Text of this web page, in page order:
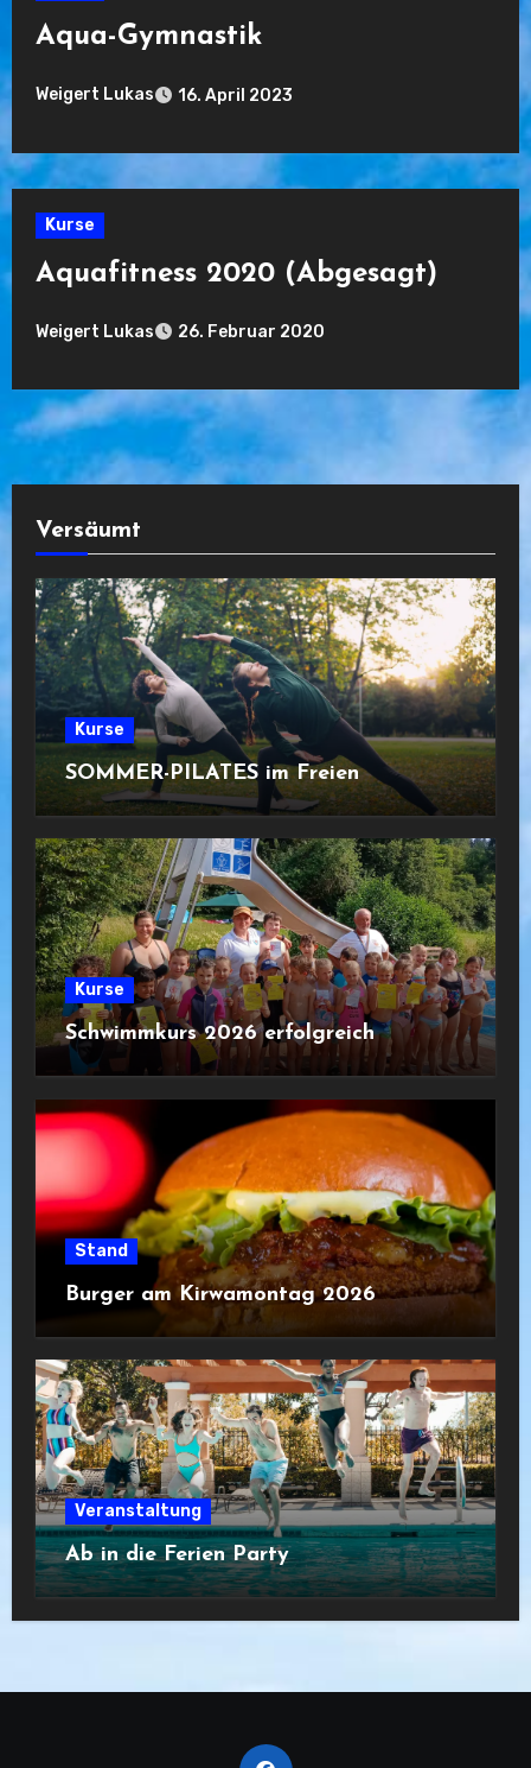
Aqua-Gymnastik
Weigert Lukas 16. April 2023
Kommentare
Kurse
Aquafitness 2020 (Abgesagt)
Weigert Lukas 26. Februar 2020
Kommentare
Versäumt
Kurse
SOMMER-PILATES im Freien
Kurse
Schwimmkurs 2026 erfolgreich
Stand
Burger am Kirwamontag 2026
Veranstaltung
Ab in die Ferien Party